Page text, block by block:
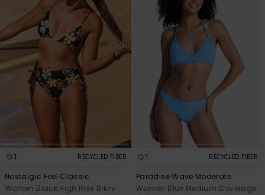
1 RECYCLED FIBER
Nostalgic Feel Classic
Women Black High Rise Bikini
1 RECYCLED FIBER
Paradise Wave Moderate
Women Blue Medium Coverage